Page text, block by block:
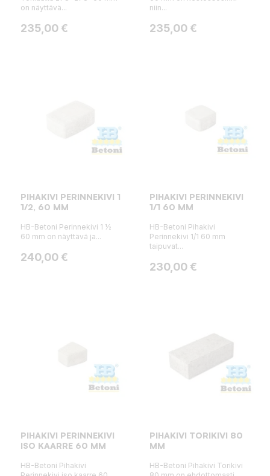
on näyttävä...
Hinta
235,00 €
niin...
Hinta
235,00 €
PIHAKIVI PERINNEKIVI 1
1/2, 60 MM
HB-Betoni Perinnekivi 1 ½
60 mm on näyttävä ja...
Hinta
240,00 €
PIHAKIVI PERINNEKIVI
1/1 60 MM
HB-Betoni Pihakivi
Perinnekivi 1/1 60 mm
taipuvat...
Hinta
230,00 €
PIHAKIVI PERINNEKIVI
ISO KAARRE 60 MM
HB-Betoni Pihakivi
PIHAKIVI TORIKIVI 80
MM
HB-Betoni Pihakivi Torikivi